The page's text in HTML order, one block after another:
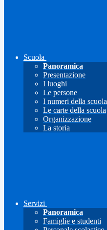
Scuola
Panoramica
Presentazione
I luoghi
Le persone
I numeri della scuola
Le carte della scuola
Organizzazione
La storia
Servizi
Panoramica
Famiglie e studenti